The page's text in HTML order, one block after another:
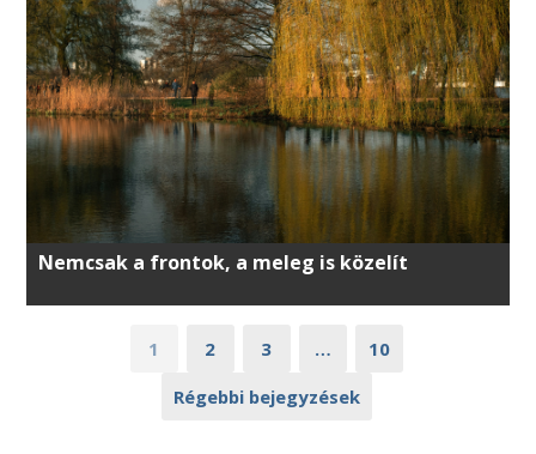
Nemcsak a frontok, a meleg is közelít
1 2 3 …
10
Régebbi bejegyzések